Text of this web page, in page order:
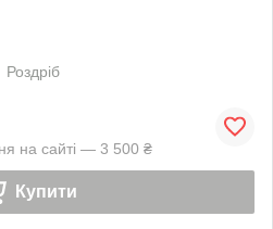
Роздріб
на сайті — 3 500 ₴
Купити